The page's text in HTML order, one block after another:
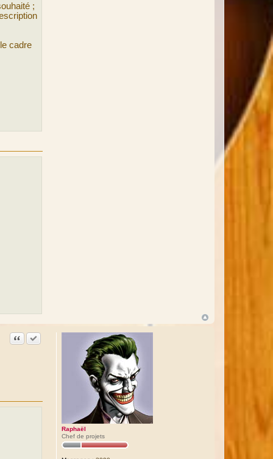
;
cadre
Raphaël
Chef de projets
CitationAccepter cette réponse